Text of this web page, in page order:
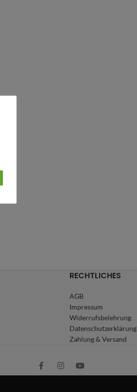
RECHTLICHES
AGB
Impressum
Widerrufsbelehrung
Datenschutzerklärung
Zahlung & Versand